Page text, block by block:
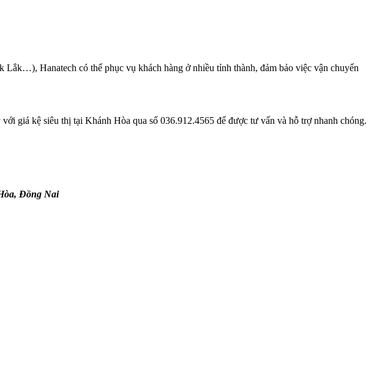
Hanatech có thể phục vụ khách hàng ở nhiều tỉnh thành, đảm bảo việc vận chuyển
giá kệ siêu thị tại Khánh Hòa qua số 036.912.4565 để được tư vấn và hỗ trợ nhanh chóng.
Đồng Nai